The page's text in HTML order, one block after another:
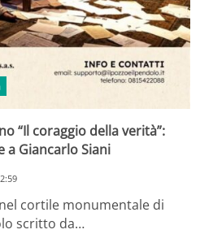
“Il coraggio della verità”:
a Giancarlo Siani
cortile monumentale di
scritto da…